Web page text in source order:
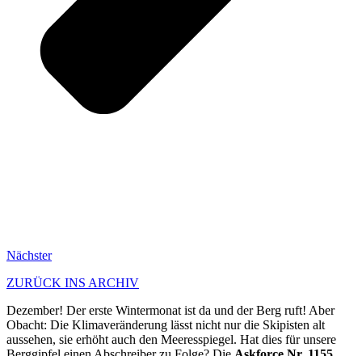
Nächster
ZURÜCK INS ARCHIV
Dezember! Der erste Wintermonat ist da und der Berg ruft! Aber
Obacht: Die Klimaveränderung lässt nicht nur die Skipisten alt
aussehen, sie erhöht auch den Meeresspiegel. Hat dies für unsere